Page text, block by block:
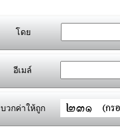
โดย
อีเมล์
บวกค่าให้ถูก